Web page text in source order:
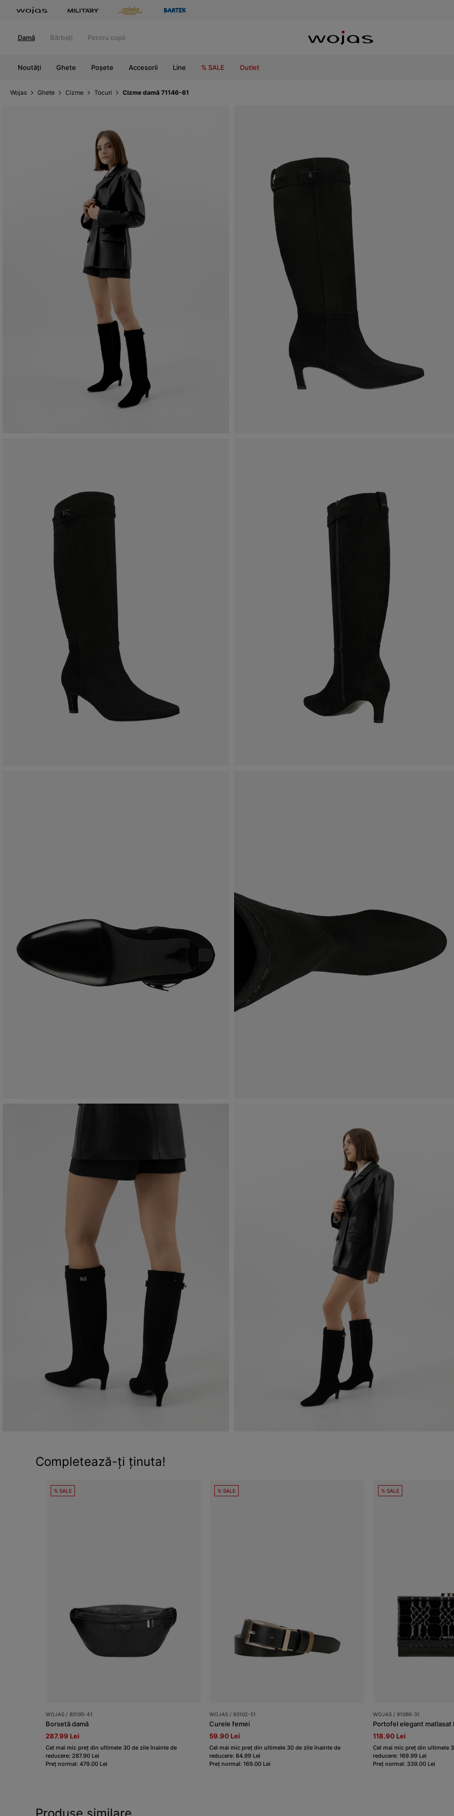
Damă Bărbați Pentru copii
Noutăți Ghete Poșete Accesorii Line % SALE Outlet
Wojas Ghete Cizme Tocuri Cizme damă 71146-61
Completează-ți ținuta!
% SALE
WOJAS / 80195-41
Borsetă damă
287.99 Lei
Cel mai mic preț din ultimele 30 de zile înainte de
reducere: 287.90 Lei
Preț normal: 479.00 Lei
% SALE
WOJAS / 93102-51
Curele femei
59.90 Lei
Cel mai mic preț din ultimele 30 de zile înainte de
reducere: 84.99 Lei
Preț normal: 169.00 Lei
% SALE
WOJAS / 91086-31
Portofel elegant matlasat
118.90 Lei
Cel mai mic preț din ultimele
reducere: 169.99 Lei
Preț normal: 339.00 Lei